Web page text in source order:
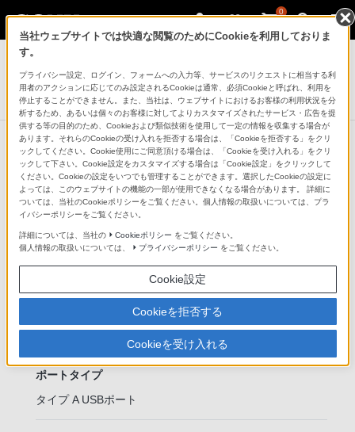
0
記録メディア
USBメモリー
USM-Tシリーズ
他の商品と比較する
●：対応 -：該当なし
主な仕様
*4 *5
ポートタイプ
タイプ A USBポート
当社ウェブサイトでは快適な閲覧のためにCookieを利用しておりま
す。
プライバシー設定、ログイン、フォームへの入力等、サービスのリクエストに相当する利
用者のアクションに応じてのみ設定されるCookieは通常、必須Cookieと呼ばれ、利用を
停止することができません。また、当社は、ウェブサイトにおけるお客様の利用状況を分
析するため、あるいは個々のお客様に対してよりカスタマイズされたサービス・広告を提
供する等の目的のため、Cookieおよび類似技術を使用して一定の情報を収集する場合が
あります。それらのCookieの受け入れを拒否する場合は、「Cookieを拒否する」をクリ
ックしてください。Cookie使用にご同意頂ける場合は、「Cookieを受け入れる」をクリ
ックして下さい。Cookie設定をカスタマイズする場合は「Cookie設定」をクリックして
ください。Cookieの設定をいつでも管理することができます。選択したCookieの設定に
よっては、このウェブサイトの機能の一部が使用できなくなる場合があります。 詳細に
ついては、当社のCookieポリシーをご覧ください。個人情報の取扱いについては、プラ
イバシーポリシーをご覧ください。
詳細については、当社の Cookieポリシー をご覧ください。
個人情報の取扱いについては、
プライバシーポリシー をご覧ください。
Cookie設定
Cookieを拒否する
Cookieを受け入れる